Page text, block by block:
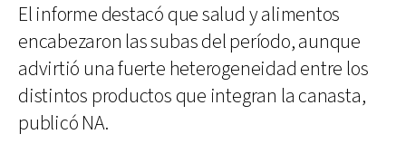
El informe destacó que salud y alimentos
encabezaron las subas del período, aunque
advirtió una fuerte heterogeneidad entre los
distintos productos que integran la canasta,
publicó NA.